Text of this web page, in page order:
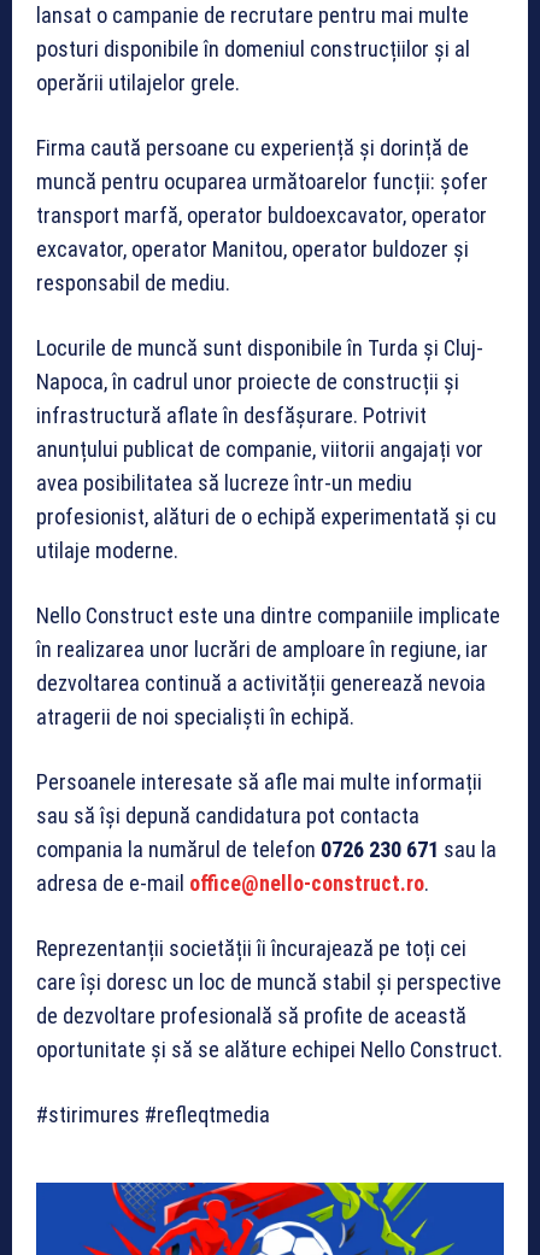
lansat o campanie de recrutare pentru mai multe
posturi disponibile în domeniul construcțiilor și al
operării utilajelor grele.
Firma caută persoane cu experiență și dorință de
muncă pentru ocuparea următoarelor funcții: șofer
transport marfă, operator buldoexcavator, operator
excavator, operator Manitou, operator buldozer și
responsabil de mediu.
Locurile de muncă sunt disponibile în Turda și Cluj-
Napoca, în cadrul unor proiecte de construcții și
infrastructură aflate în desfășurare. Potrivit
anunțului publicat de companie, viitorii angajați vor
avea posibilitatea să lucreze într-un mediu
profesionist, alături de o echipă experimentată și cu
utilaje moderne.
Nello Construct este una dintre companiile implicate
în realizarea unor lucrări de amploare în regiune, iar
dezvoltarea continuă a activității generează nevoia
atragerii de noi specialiști în echipă.
Persoanele interesate să afle mai multe informații
sau să își depună candidatura pot contacta
compania la numărul de telefon 0726 230 671 sau la
adresa de e-mail office@nello-construct.ro.
Reprezentanții societății îi încurajează pe toți cei
care își doresc un loc de muncă stabil și perspective
de dezvoltare profesională să profite de această
oportunitate și să se alăture echipei Nello Construct.
#stirimures #refleqtmedia